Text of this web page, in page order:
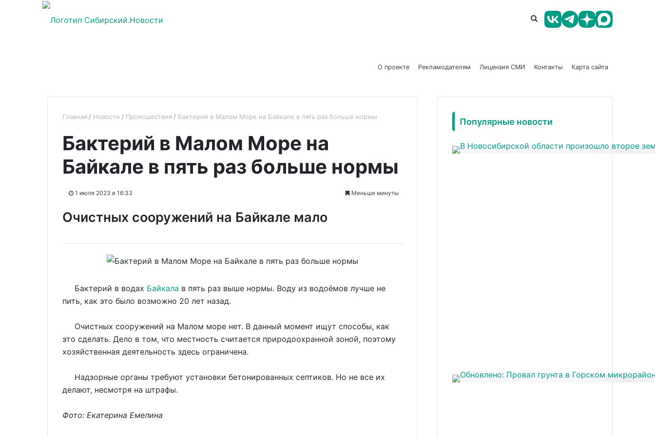
О проекте Рекламодателям Лицензия СМИ Контакты Карта сайта
Главная Новости Происшествия Бактерий в Малом Море на Байкале в пять раз больше нормы
Бактерий в Малом Море на
Байкале в пять раз больше нормы
1 июля 2023 в 16:33 Меньше минуты
Очистных сооружений на Байкале мало
Бактерий в водах Байкала в пять раз выше нормы. Воду из водоёмов лучше не
пить, как это было возможно 20 лет назад.
Очистных сооружений на Малом море нет. В данный момент ищут способы, как
это сделать. Дело в том, что местность считается природоохранной зоной, поэтому
хозяйственная деятельность здесь ограничена.
Надзорные органы требуют установки бетонированных септиков. Но не все их
делают, несмотря на штрафы.
Фото: Екатерина Емелина
Популярные новости